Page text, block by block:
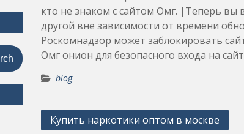
кто не знаком с сайтом Омг. |Теперь вы
другой вне зависимости от времени
Роскомнадзор может заблокировать
Омг онион для безопасного входа на
blog
Post
Купить наркотики оптом в москве